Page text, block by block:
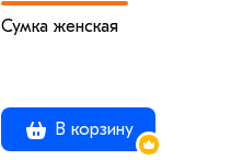
Сумка женская
В корзину